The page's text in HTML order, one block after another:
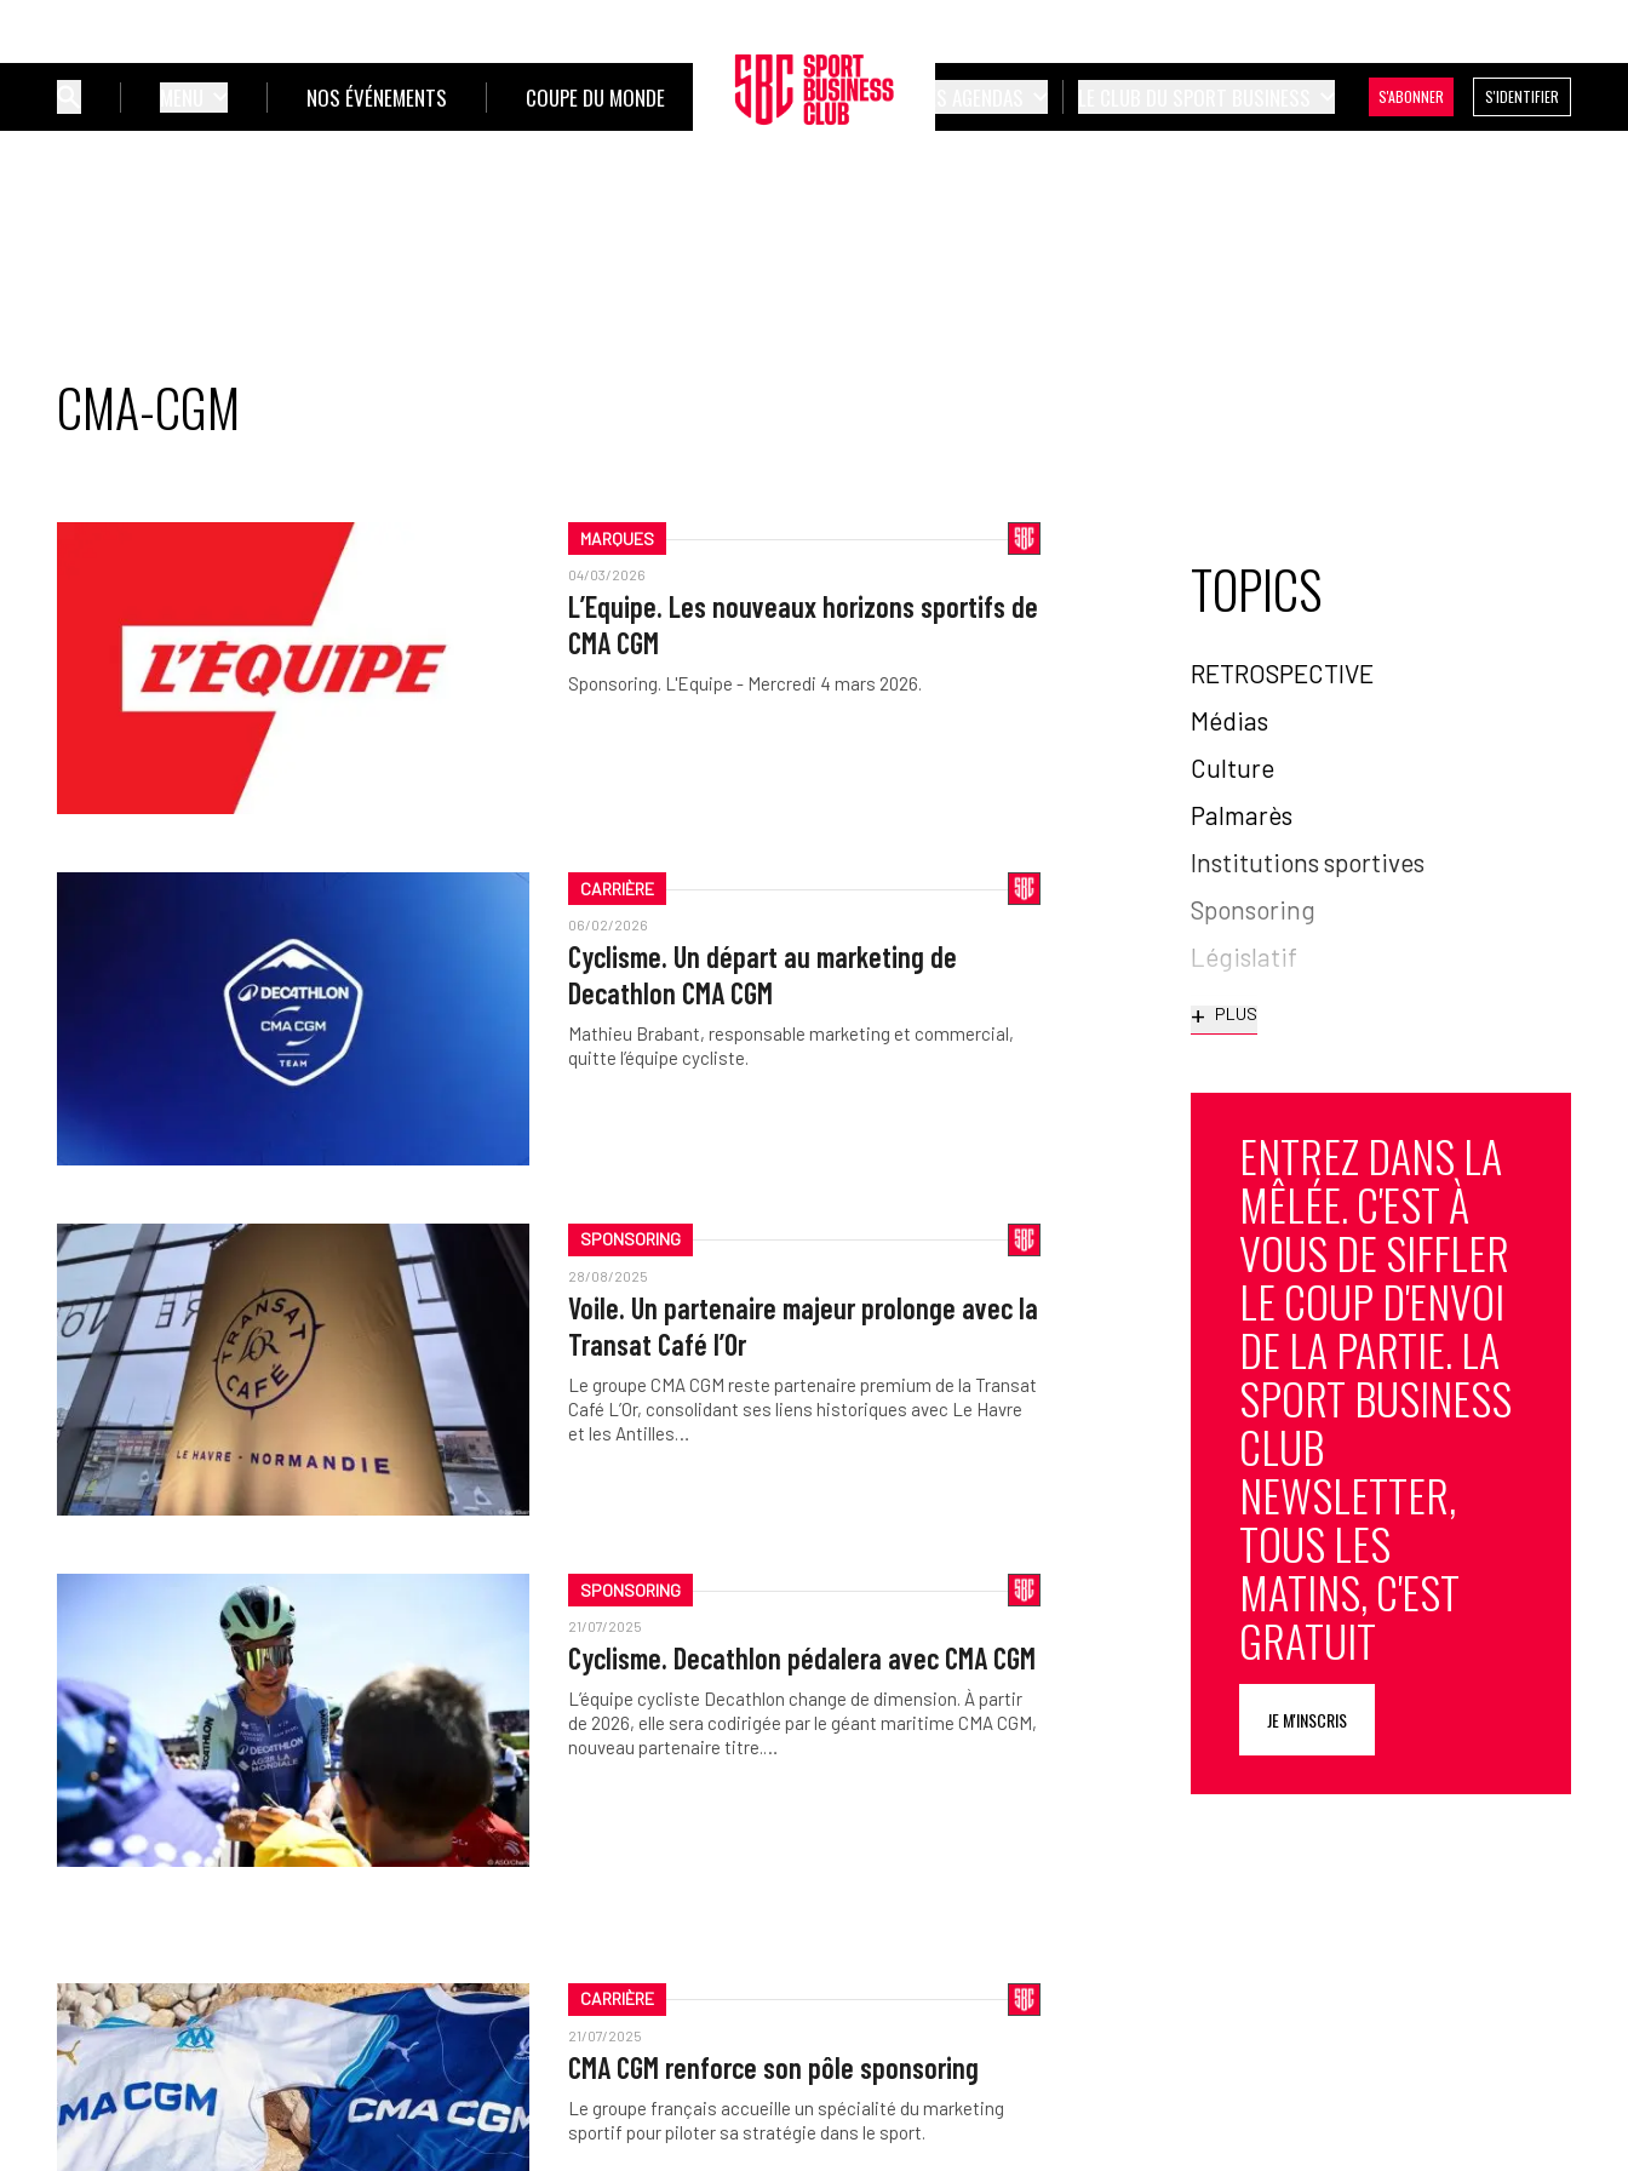
NOS ÉVÉNEMENTS COUPE DU MONDE S'ABONNER S'IDENTIFIER
CMA-CGM
MARQUES
04/03/2026
L’Equipe. Les nouveaux horizons sportifs de
CMA CGM
Sponsoring. L'Equipe - Mercredi 4 mars 2026.
CARRIÈRE
06/02/2026
Cyclisme. Un départ au marketing de
Decathlon CMA CGM
Mathieu Brabant, responsable marketing et commercial,
quitte l’équipe cycliste.
SPONSORING
28/08/2025
Voile. Un partenaire majeur prolonge avec la
Transat Café l’Or
Le groupe CMA CGM reste partenaire premium de la Transat
Café L’Or, consolidant ses liens historiques avec Le Havre
et les Antilles…
SPONSORING
21/07/2025
Cyclisme. Decathlon pédalera avec CMA CGM
L’équipe cycliste Decathlon change de dimension. À partir
de 2026, elle sera codirigée par le géant maritime CMA CGM,
nouveau partenaire titre.…
CARRIÈRE
21/07/2025
CMA CGM renforce son pôle sponsoring
Le groupe français accueille un spécialité du marketing
sportif pour piloter sa stratégie dans le sport.
TOPICS
RETROSPECTIVE
Médias
Culture
Palmarès
Institutions sportives
Sponsoring
Législatif
+ PLUS
ENTREZ DANS LA
MÊLÉE. C'EST À
VOUS DE SIFFLER
LE COUP D'ENVOI
DE LA PARTIE. LA
SPORT BUSINESS
CLUB
NEWSLETTER,
TOUS LES
MATINS, C'EST
GRATUIT
JE M'INSCRIS